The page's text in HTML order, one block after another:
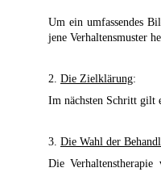
Um ein umfassendes
jene Verhaltensmuster
2. Die Zielklärung:
Im nächsten Schritt gilt
3. Die Wahl der
Die